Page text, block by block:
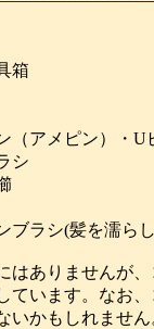
箱
（アメピン）・U
シ
ブラシ(髪を濡ら
はありませんが、
ています。なお
いかもしれません